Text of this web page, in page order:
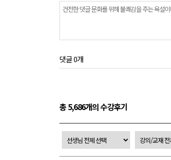
댓글 0개
총 5,686개의 수강후기